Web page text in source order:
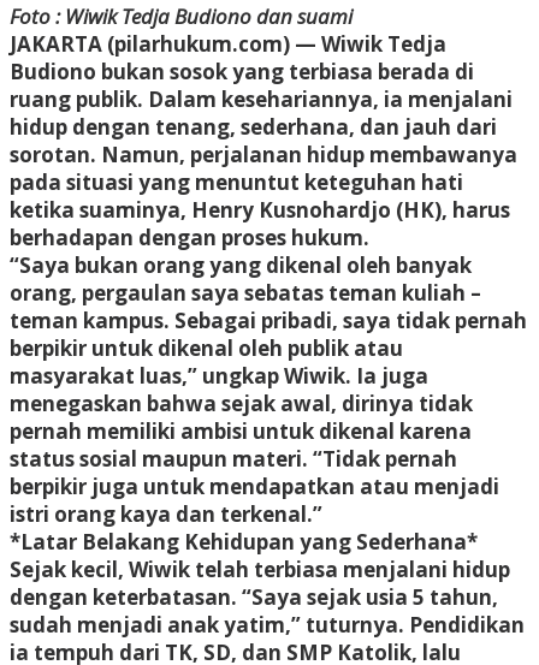
Foto : Wiwik Tedja Budiono dan suami
JAKARTA (pilarhukum.com) — Wiwik Tedja
Budiono bukan sosok yang terbiasa berada di
ruang publik. Dalam kesehariannya, ia menjalani
hidup dengan tenang, sederhana, dan jauh dari
sorotan. Namun, perjalanan hidup membawanya
pada situasi yang menuntut keteguhan hati
ketika suaminya, Henry Kusnohardjo (HK), harus
berhadapan dengan proses hukum.
“Saya bukan orang yang dikenal oleh banyak
orang, pergaulan saya sebatas teman kuliah –
teman kampus. Sebagai pribadi, saya tidak pernah
berpikir untuk dikenal oleh publik atau
masyarakat luas,” ungkap Wiwik. Ia juga
menegaskan bahwa sejak awal, dirinya tidak
pernah memiliki ambisi untuk dikenal karena
status sosial maupun materi. “Tidak pernah
berpikir juga untuk mendapatkan atau menjadi
istri orang kaya dan terkenal.”
*Latar Belakang Kehidupan yang Sederhana*
Sejak kecil, Wiwik telah terbiasa menjalani hidup
dengan keterbatasan. “Saya sejak usia 5 tahun,
sudah menjadi anak yatim,” tuturnya. Pendidikan
ia tempuh dari TK, SD, dan SMP Katolik, lalu